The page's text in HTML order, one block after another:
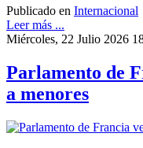
Publicado en Internacional
Leer más ...
Miércoles, 22 Julio 2026
Parlamento de
a menores